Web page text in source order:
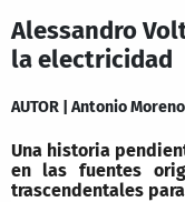
Alessandro
la electricidad
AUTOR | Antonio
Una historia
en las fuentes
trascendentales